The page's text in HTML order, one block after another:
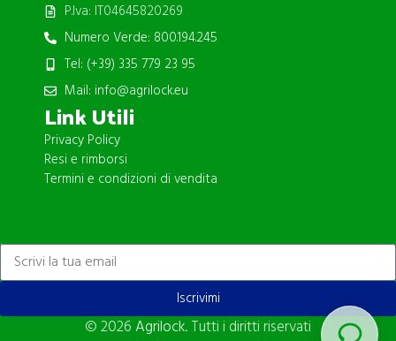
P.Iva: IT04645820269
Numero Verde: 800.194.245
Tel: (+39) 335 779 23 95
Mail: info@agrilock.eu
Link Utili
Privacy Policy
Resi e rimborsi
Termini e condizioni di vendita
ISCRIVITI ALLA NEWSLETTER
Iscrivimi
© 2026Agrilock. Tutti i diritti riservati